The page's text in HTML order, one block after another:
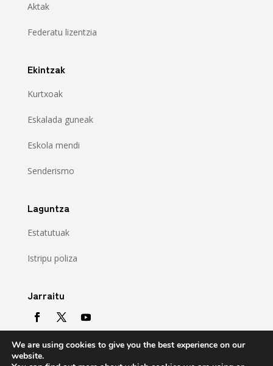
Aktak
Federatu lizentzia
Ekintzak
Kurtxoak
Eskalada guneak
Eskola mendi
Senderismo
Laguntza
Estatutuak
Istripu poliza
Jarraitu
We are using cookies to give you the best experience on our
website.